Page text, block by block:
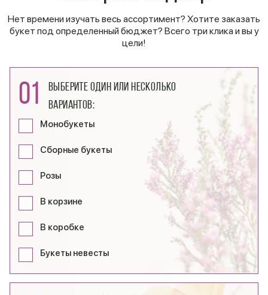
Нет времени изучать весь ассортимент? Хотите заказать
букет под определенный бюджет? Всего три клика и вы у
цели!
01
Выберите один или несколько
вариантов:
Монобукеты
Сборные букеты
Розы
В корзине
В коробке
Букеты невесты